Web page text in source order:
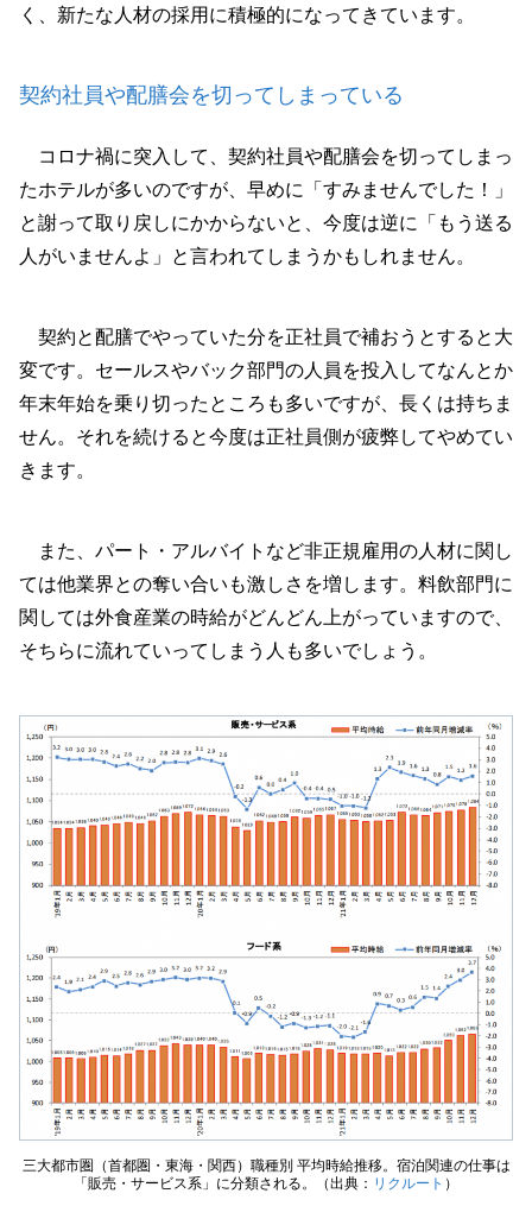
く、新たな人材の採用に積極的になってきています。
契約社員や配膳会を切ってしまっている
コロナ禍に突入して、契約社員や配膳会を切ってしまっ
たホテルが多いのですが、早めに「すみませんでした！」
と謝って取り戻しにかからないと、今度は逆に「もう送る
人がいませんよ」と言われてしまうかもしれません。
契約と配膳でやっていた分を正社員で補おうとすると大
変です。セールスやバック部門の人員を投入してなんとか
年末年始を乗り切ったところも多いですが、長くは持ちま
せん。それを続けると今度は正社員側が疲弊してやめてい
きます。
また、パート・アルバイトなど非正規雇用の人材に関し
ては他業界との奪い合いも激しさを増します。料飲部門に
関しては外食産業の時給がどんどん上がっていますので、
そちらに流れていってしまう人も多いでしょう。
三大都市圏（首都圏・東海・関西）職種別 平均時給推移。宿泊関連の仕事は
「販売・サービス系」に分類される。（出典： リクルート ）